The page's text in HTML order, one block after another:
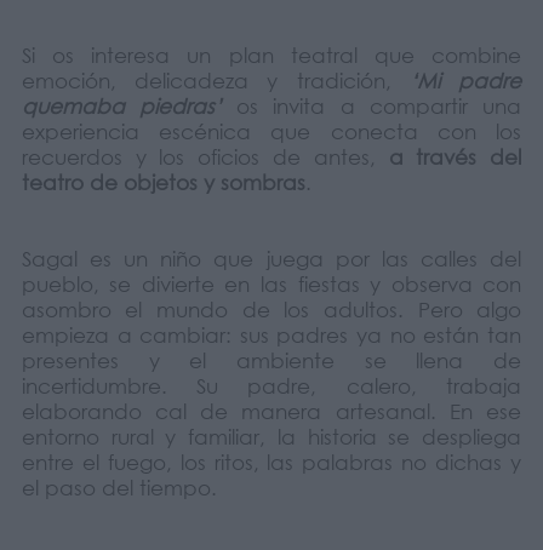
Si os interesa un plan teatral que combine
emoción, delicadeza y tradición,
‘Mi padre
quemaba piedras’os invita a compartir una
experiencia escénica que conecta con los
recuerdos y los oficios de antes, a través del
teatro de objetos y sombras.
Sagal es un niño que juega por las calles del
pueblo, se divierte en las fiestas y observa con
asombro el mundo de los adultos. Pero algo
empieza a cambiar: sus padres ya no están tan
presentes y el ambiente se llena de
incertidumbre. Su padre, calero, trabaja
elaborando cal de manera artesanal. En ese
entorno rural y familiar, la historia se despliega
entre el fuego, los ritos, las palabras no dichas y
el paso del tiempo.